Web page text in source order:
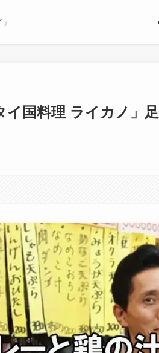
国料理 ライカノ」